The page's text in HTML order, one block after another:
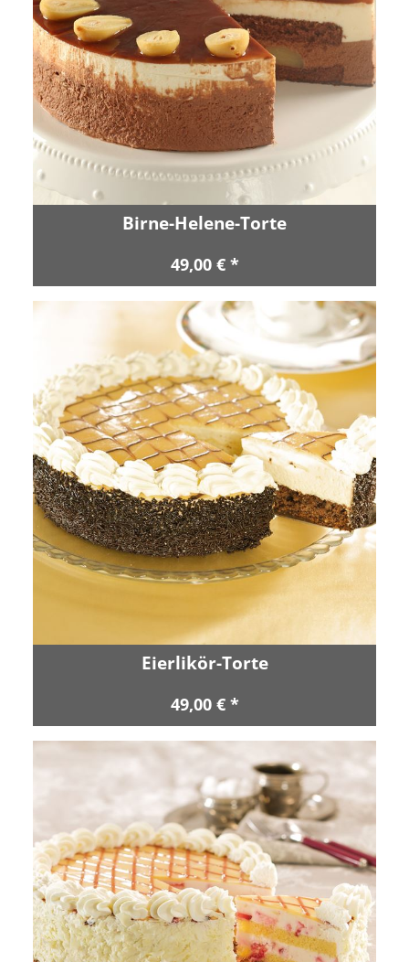
Birne-Helene-Torte
49,00 € *
Eierlikör-Torte
49,00 € *